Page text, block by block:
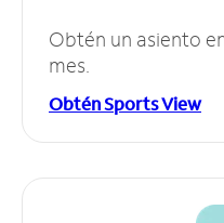
Obtén un asiento
mes.
Obtén Sports View